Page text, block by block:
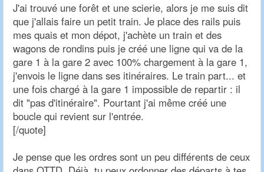
J'ai trouvé une forêt et une scierie, alors je me suis dit
que j'allais faire un petit train. Je place des rails puis
mes quais et mon dépot, j'achète un train et des
wagons de rondins puis je créé une ligne qui va de la
gare 1 à la gare 2 avec 100% chargement à la gare 1,
j'envois le ligne dans ses itinéraires. Le train part... et
une fois chargé à la gare 1 impossible de repartir : il
dit "pas d'itinéraire". Pourtant j'ai même créé une
boucle qui revient sur l'entrée.
[/quote]
Je pense que les ordres sont un peu différents de ceux